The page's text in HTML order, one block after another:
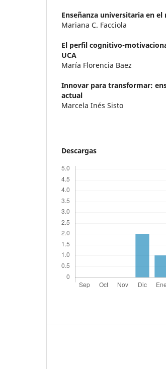
Enseñanza universitaria en
Mariana C. Facciola
El perfil cognitivo-
UCA
María Florencia Baez
Innovar para transformar:
actual
Marcela Inés Sisto
Descargas